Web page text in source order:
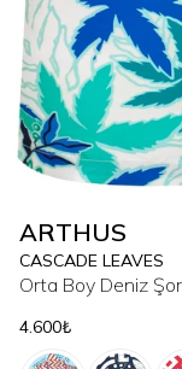
ARTHUS
CASCADE LEAVES
Orta Boy Deniz
4.600₺